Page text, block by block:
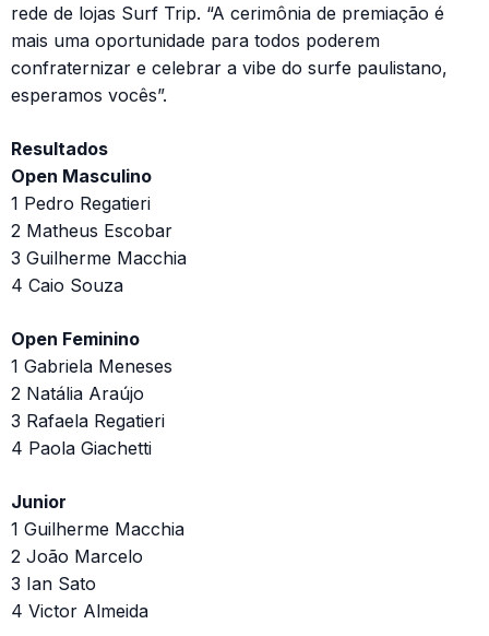
rede de lojas Surf Trip. “A cerimônia de premiação é
mais uma oportunidade para todos poderem
confraternizar e celebrar a vibe do surfe paulistano,
esperamos vocês”.
Resultados
Open Masculino
1 Pedro Regatieri
2 Matheus Escobar
3 Guilherme Macchia
4 Caio Souza
Open Feminino
1 Gabriela Meneses
2 Natália Araújo
3 Rafaela Regatieri
4 Paola Giachetti
Junior
1 Guilherme Macchia
2 João Marcelo
3 Ian Sato
4 Victor Almeida